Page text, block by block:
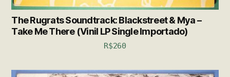
The Rugrats Soundtrack: Blackstreet & Mya –
Take Me There (Vinil LP Single Importado)
R$260